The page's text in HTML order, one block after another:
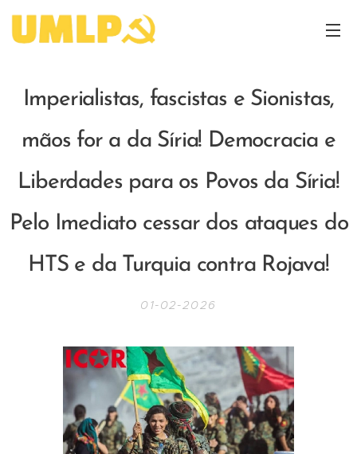
Imperialistas, fascistas e Sionistas,
mãos for a da Síria! Democracia e
Liberdades para os Povos da Síria!
Pelo Imediato cessar dos ataques do
HTS e da Turquia contra Rojava!
01-02-2026